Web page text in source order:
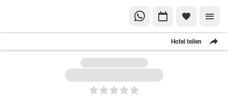
Hotel teilen
5